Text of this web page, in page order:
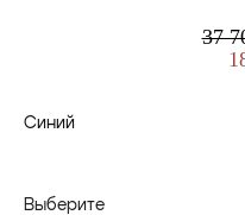
37
Синий
Выберите